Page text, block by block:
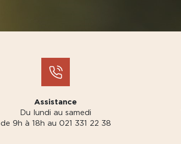
Assistance
Du lundi au samedi
de 9h à 18h au 021 331 22 38